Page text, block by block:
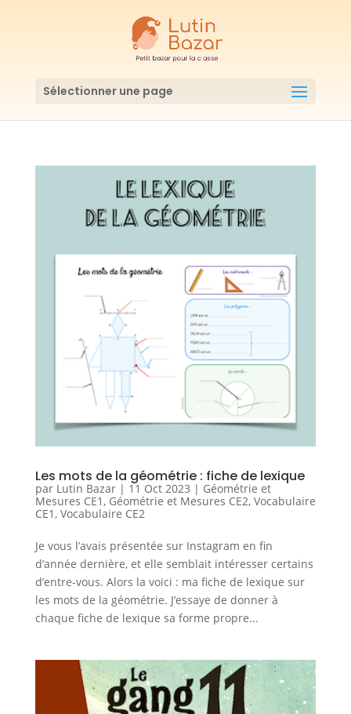
Sélectionner une page
Les mots de la géométrie : fiche de lexique
par Lutin Bazar| 11 Oct 2023 | Géométrie et
Mesures CE1, Géométrie et Mesures CE2, Vocabulaire
CE1, Vocabulaire CE2
Je vous l’avais présentée sur Instagram en fin
d’année dernière, et elle semblait intéresser certains
d’entre-vous. Alors la voici : ma fiche de lexique sur
les mots de la géométrie. J’essaye de donner à
chaque fiche de lexique sa forme propre...